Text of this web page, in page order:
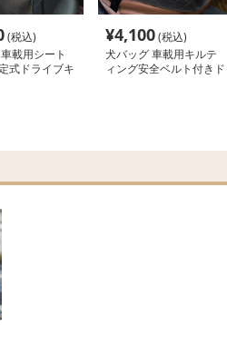
(税込)
載用シート
式ドライブキ
¥4,100(税込)
犬バッグ 車載用キルテ
ィング安全ベルト付きド